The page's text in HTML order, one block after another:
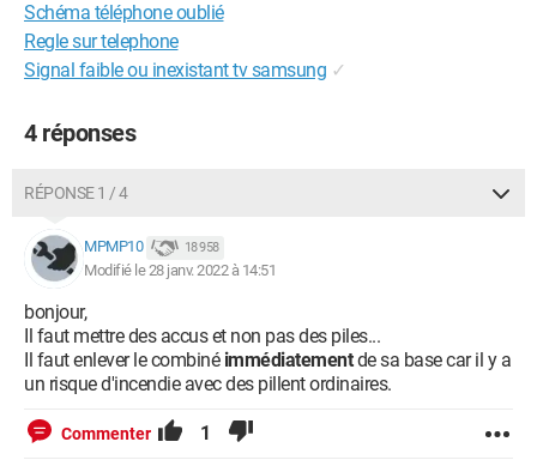
Schéma téléphone oublié
Regle sur telephone
Signal faible ou inexistant tv samsung ✓
4 réponses
RÉPONSE 1 / 4
MPMP10 18 958
Modifié le 28 janv. 2022 à 14:51
bonjour,
Il faut mettre des accus et non pas des piles...
Il faut enlever le combinéimmédiatementde sa base car il y a
un risque d'incendie avec des pillent ordinaires.
Commenter 1